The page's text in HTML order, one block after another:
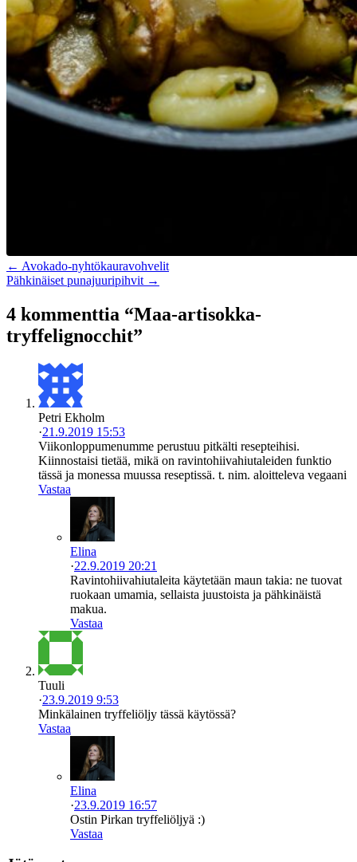
← Avokado-nyhtökauravohvelit
Pähkinäiset punajuuripihvit →
4 kommenttia “Maa-artisokka-
tryffelignocchit”
Petri Ekholm
·21.9.2019 15:53
Viikonloppumenumme perustuu pitkälti resepteihisi.
Kiinnostaisi tietää, mikä on ravintohiivahiutaleiden funktio
tässä ja monessa muussa reseptissä. t. nim. aloitteleva vegaani
Vastaa
Elina
·22.9.2019 20:21
Ravintohiivahiutaleita käytetään maun takia: ne tuovat
ruokaan umamia, sellaista juustoista ja pähkinäistä
makua.
Vastaa
Tuuli
·23.9.2019 9:53
Minkälainen tryffeliöljy tässä käytössä?
Vastaa
Elina
·23.9.2019 16:57
Ostin Pirkan tryffeliöljyä :)
Vastaa